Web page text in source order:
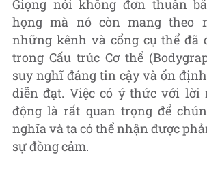
Giọng nói không đơn thuần
họng mà nó còn mang theo
những kênh và cổng cụ thể đã
trong Cấu trúc Cơ thể
suy nghĩ đáng tin cậy và ổn
diễn đạt. Việc có ý thức với lời
động là rất quan trọng để
nghĩa và ta có thể nhận được
sự đồng cảm.